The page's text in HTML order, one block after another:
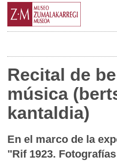
Recital de
música
kantaldia)
En el marco de la
"Rif 1923.